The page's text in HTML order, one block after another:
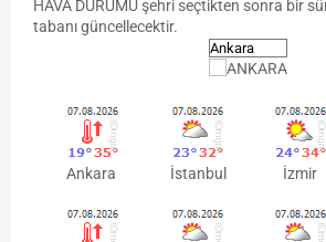
HAVA DURUMU şehri seçtikten sonra bir
tabanı güncellecektir.
Ankara İstanbul İzmir